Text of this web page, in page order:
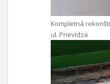
Kompletná
ul. Prievidza